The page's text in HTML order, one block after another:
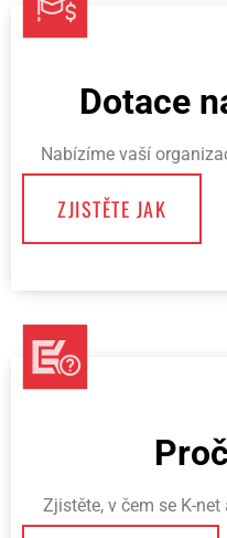
Dotace
Nabízíme vaší
ZJISTĚTE JAK
Zjistěte, v čem se K-